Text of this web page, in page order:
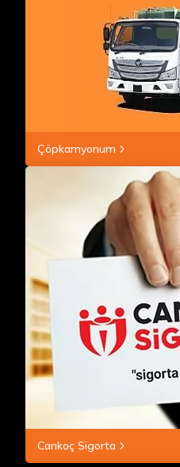
Çöpkamyonum
Cankoç Sigorta